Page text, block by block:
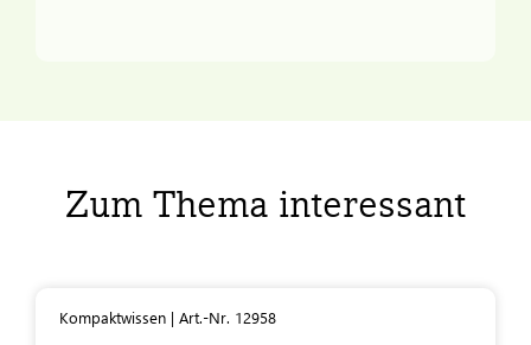
Zum Thema interessant
Kompaktwissen | Art.-Nr. 12958